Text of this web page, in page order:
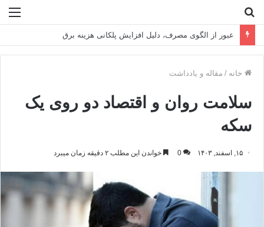
تراز تاب‌آوری فولادمبارکه در سال سخت ۱۴۰۴
خانه / مقاله و یادداشت
سلامت روان و اقتصاد دو روی یک
سکه
۱۵, اسفند, ۱۴۰۳ 0 خواندن این مطلب ۲ دقیقه زمان میبرد